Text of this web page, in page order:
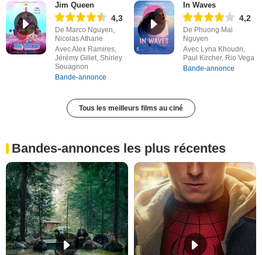
Jim Queen
4,3
De Marco Nguyen,
Nicolas Athane
Avec Alex Ramires,
Jérémy Gillet, Shirley
Souagnon
Bande-annonce
In Waves
4,2
De Phuong Mai
Nguyen
Avec Lyna Khoudri,
Paul Kircher, Rio Vega
Bande-annonce
Tous les meilleurs films au ciné
Bandes-annonces les plus récentes